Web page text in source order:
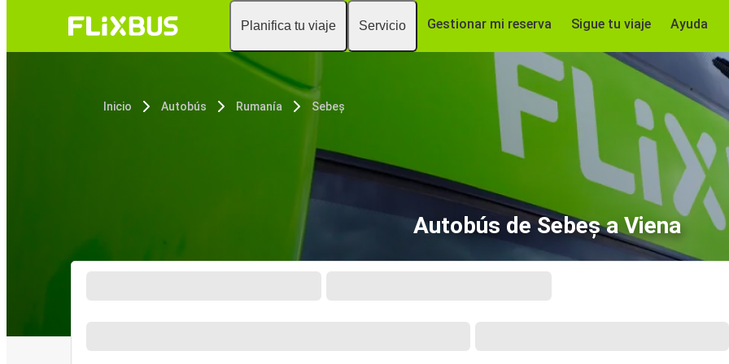
Planifica tu viaje Servicio Gestionar mi reserva Sigue tu viaje Ayuda
Inicio Autobús Rumanía Sebeș
Autobús de Sebeș a Viena